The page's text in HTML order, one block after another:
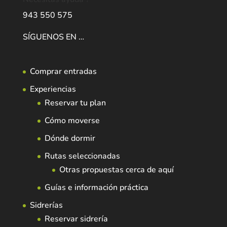
943 550 575
SÍGUENOS EN …
Comprar entradas
Experiencias
Reservar tu plan
Cómo moverse
Dónde dormir
Rutas seleccionadas
Otras propuestas cerca de aquí
Guías e información práctica
Sidrerías
Reservar sidrería